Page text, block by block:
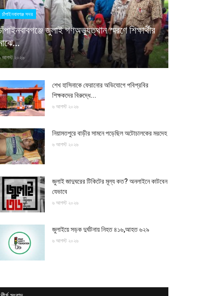
চাঁপাইনবাবগঞ্জ সদর
জুলাই গণঅভ্যুত্থান স্মরণে শিক্ষার্থীর
আগস্ট ২০২৬
শেখ হাসিনাকে ফেরানোর অভিযোগে পবিপ্রবির
শিক্ষকদের বিরুদ্ধে...
৬ আগস্ট ২০২৬
নিয়ামতপুরে বাড়ীর সামনে পড়েছিল অটোচালকের মরদেহ
৬ আগস্ট ২০২৬
জুলাই জাদুঘরের টিকিটের মূল্য কত? অনলাইনে কাটবেন
যেভাবে
৬ আগস্ট ২০২৬
জুলাইয়ে সড়ক দুর্ঘটনায় নিহত ৪১৬,আহত ৬২৯
৬ আগস্ট ২০২৬